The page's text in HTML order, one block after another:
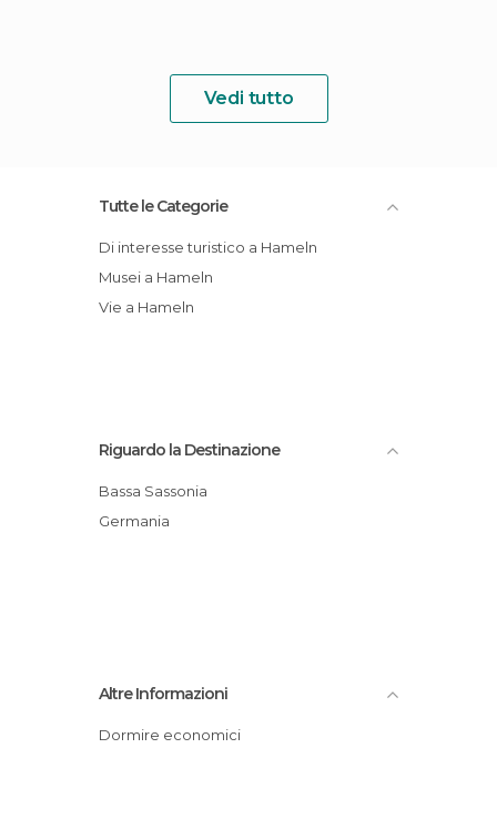
Vedi tutto
Tutte le Categorie
Di interesse turistico a Hameln
Musei a Hameln
Vie a Hameln
Riguardo la Destinazione
Bassa Sassonia
Germania
Altre Informazioni
Dormire economici